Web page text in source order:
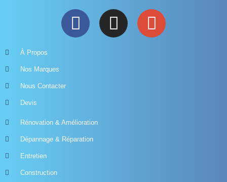
À Propos
Nos Marques
Nous Contacter
Devis
Rénovation & Amélioration
Dépannage & Réparation
Entretien
Construction